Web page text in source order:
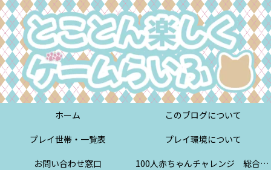
ホーム
このブログについて
プレイ世帯・一覧表
プレイ環境について
お問い合わせ窓口
100人赤ちゃんチャレンジ 総合案内